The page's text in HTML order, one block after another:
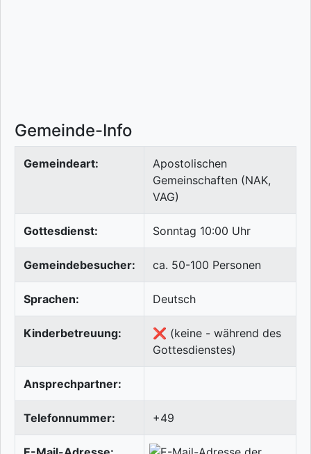
Gemeinde-Info
Gemeindeart:
Apostolischen
Gemeinschaften (NAK,
VAG)
Gottesdienst: Sonntag 10:00 Uhr
Gemeindebesucher: ca. 50-100 Personen
Sprachen: Deutsch
Kinderbetreuung:
❌ (keine - während des
Gottesdienstes)
Ansprechpartner:
Telefonnummer: +49